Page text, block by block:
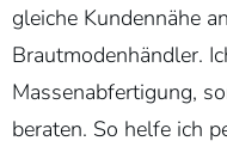
gleiche Kundennähe
Brautmodenhändler.
Massenabfertigung,
beraten. So helfe ich